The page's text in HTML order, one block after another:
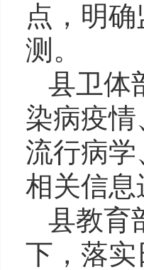
点，明
测。
县卫体
染病疫
流行病
相关信息
县教育
下，落